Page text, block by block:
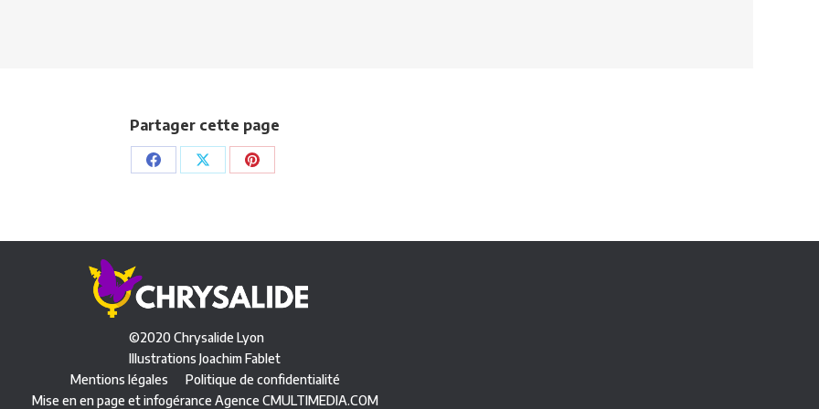
Partager cette page
PartagerPartagerPartager
©2020 Chrysalide Lyon
Illustrations Joachim Fablet
Mentions légales
Politique de confidentialité
Mise en en page et infogérance Agence CMULTIMEDIA.COM